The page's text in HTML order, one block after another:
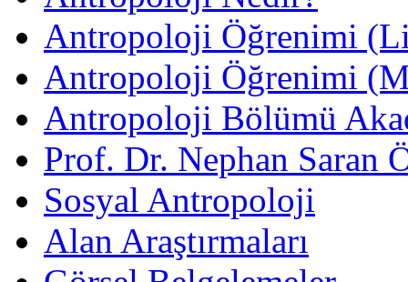
Antropoloji Öğrenimi
Antropoloji Öğrenimi
Antropoloji Bölümü
Prof. Dr. Nephan Saran
Sosyal Antropoloji
Alan Araştırmaları